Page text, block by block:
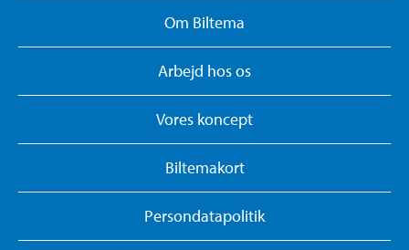
Om Biltema
Arbejd hos os
Vores koncept
Biltemakort
Persondatapolitik